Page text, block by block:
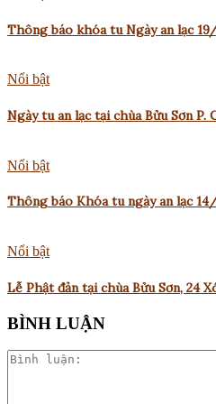
Thông báo khóa tu Ngày an lạc
Nổi bật
Ngày tu an lạc tại chùa Bửu Sơn
Nổi bật
Thông báo Khóa tu ngày an lạc
Nổi bật
Lễ Phật đản tại chùa Bửu Sơn, 24
BÌNH LUẬN